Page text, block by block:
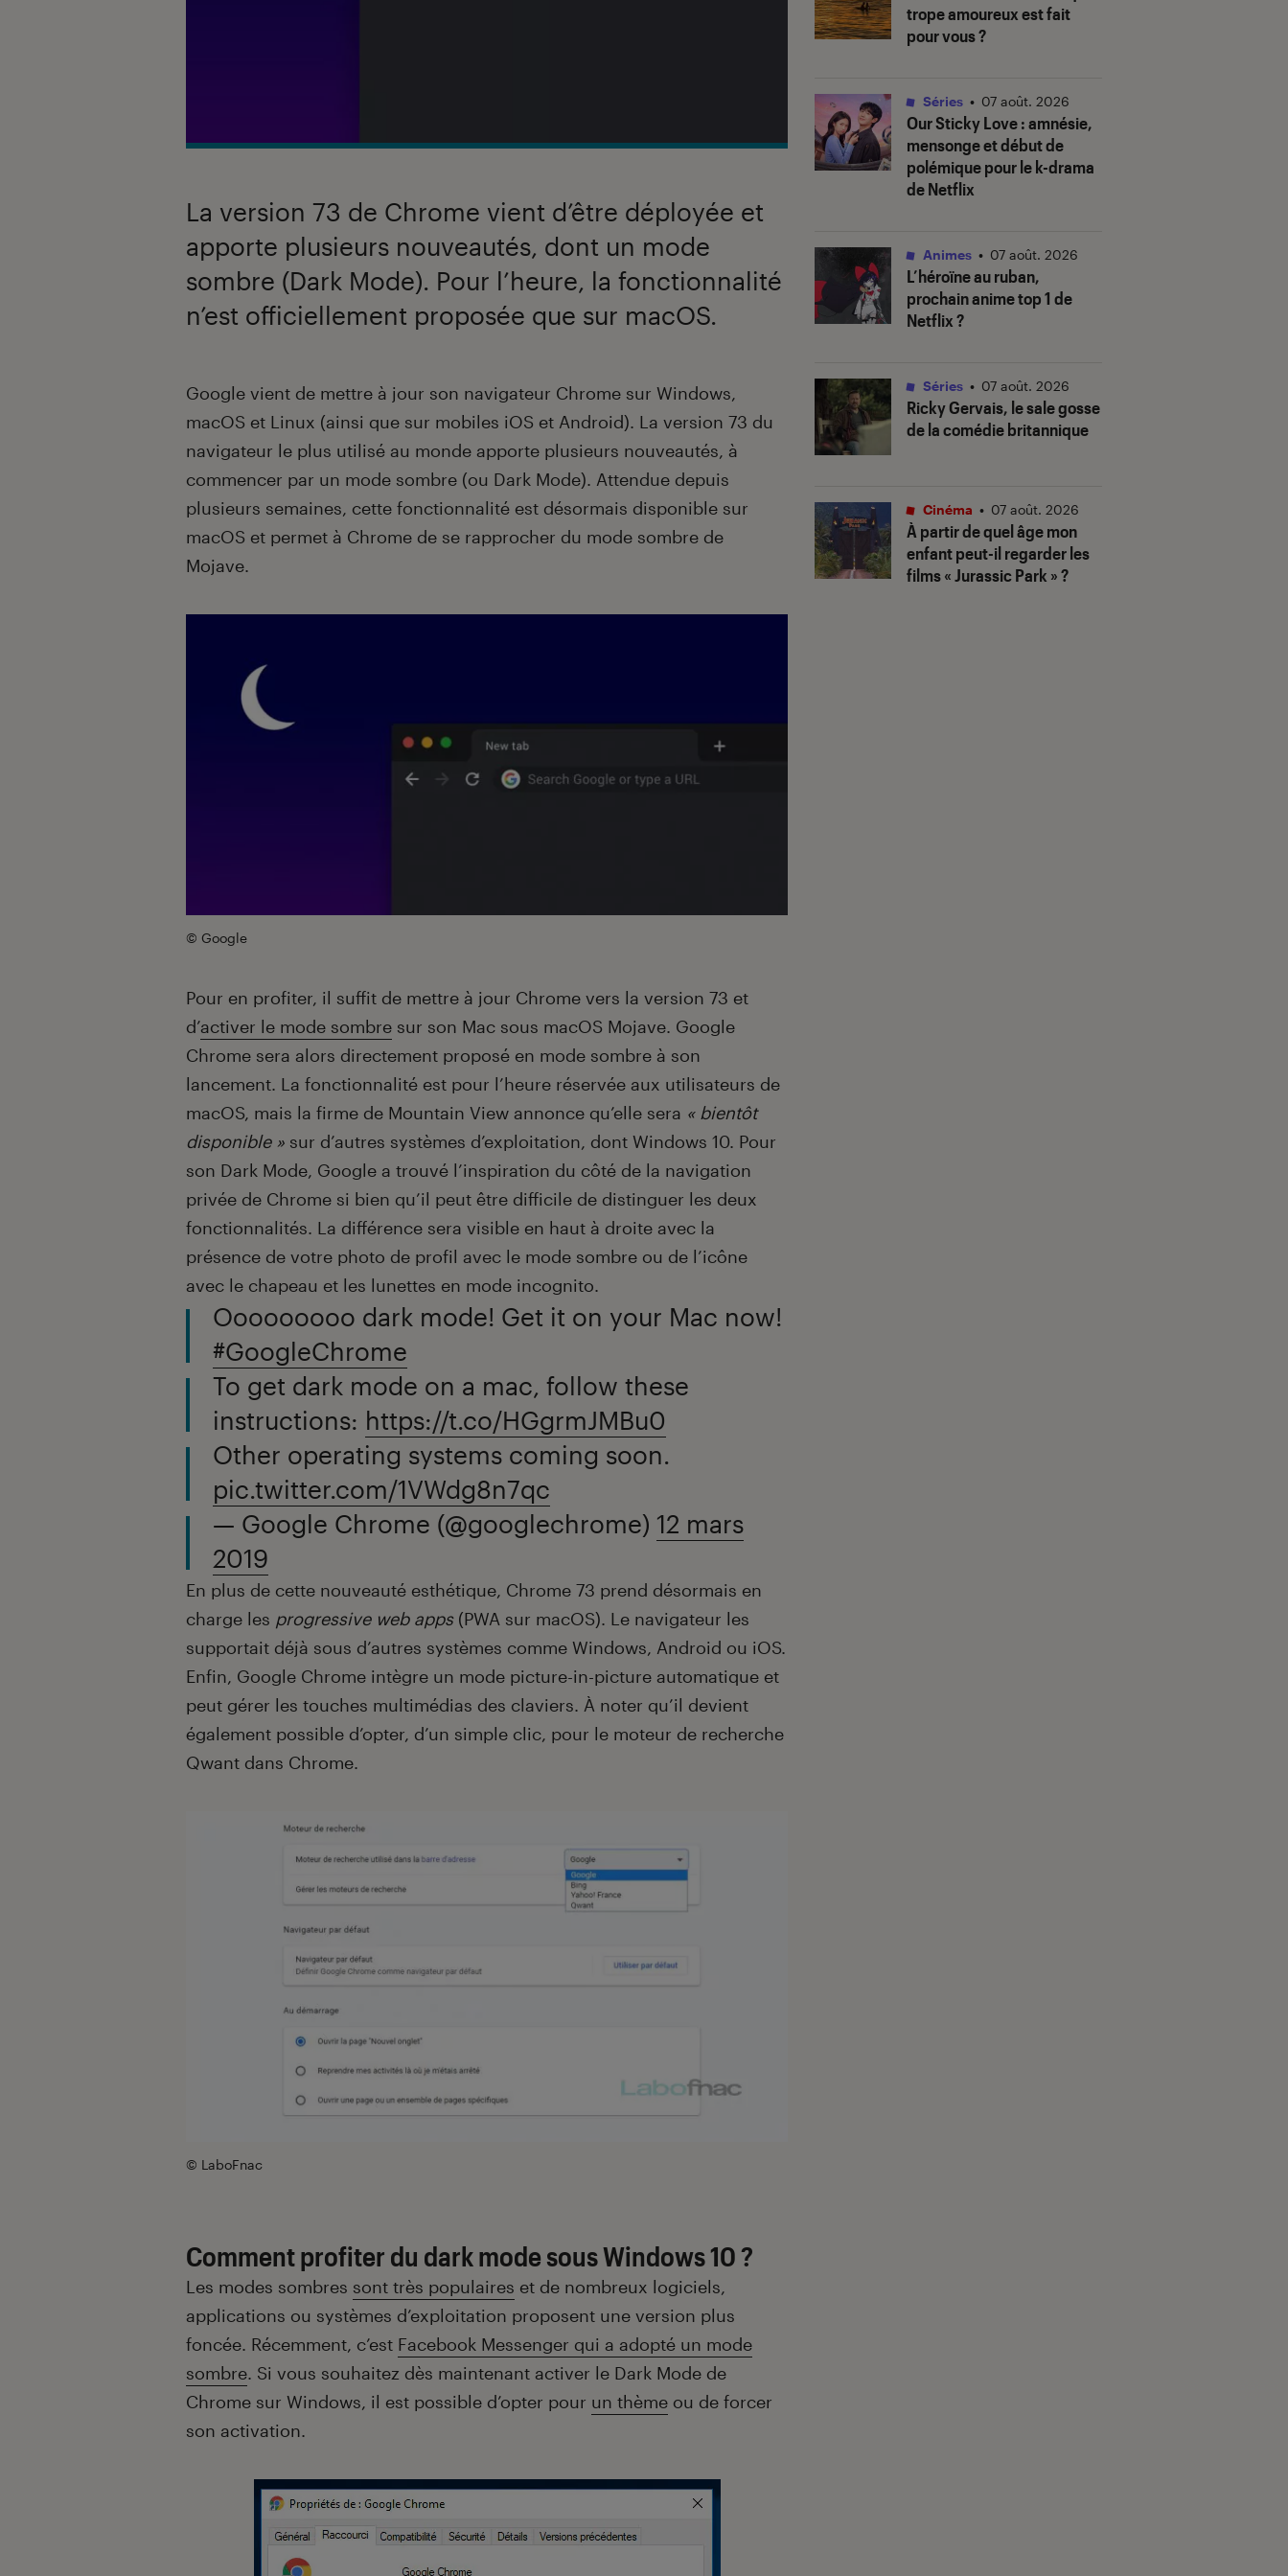
La version 73 de Chrome vient d’être déployée et
apporte plusieurs nouveautés, dont un mode
sombre (Dark Mode). Pour l’heure, la fonctionnalité
n’est officiellement proposée que sur macOS.
Introduction
Google vient de mettre à jour son navigateur Chrome sur Windows,
macOS et Linux (ainsi que sur mobiles iOS et Android). La version 73 du
navigateur le plus utilisé au monde apporte plusieurs nouveautés, à
commencer par un mode sombre (ou Dark Mode). Attendue depuis
plusieurs semaines, cette fonctionnalité est désormais disponible sur
macOS et permet à Chrome de se rapprocher du mode sombre de
Mojave.
© Google
Pour en profiter, il suffit de mettre à jour Chrome vers la version 73 et
d’activer le mode sombre sur son Mac sous macOS Mojave. Google
Chrome sera alors directement proposé en mode sombre à son
lancement. La fonctionnalité est pour l’heure réservée aux utilisateurs de
macOS, mais la firme de Mountain View annonce qu’elle sera « bientôt
disponible » sur d’autres systèmes d’exploitation, dont Windows 10. Pour
son Dark Mode, Google a trouvé l’inspiration du côté de la navigation
privée de Chrome si bien qu’il peut être difficile de distinguer les deux
fonctionnalités. La différence sera visible en haut à droite avec la
présence de votre photo de profil avec le mode sombre ou de l’icône
avec le chapeau et les lunettes en mode incognito.
Ooooooooo dark mode! Get it on your Mac now!
#GoogleChrome
To get dark mode on a mac, follow these
instructions: https://t.co/HGgrmJMBu0
Other operating systems coming soon.
pic.twitter.com/1VWdg8n7qc
— Google Chrome (@googlechrome) 12 mars
2019
En plus de cette nouveauté esthétique, Chrome 73 prend désormais en
charge les progressive web apps(PWA sur macOS). Le navigateur les
supportait déjà sous d’autres systèmes comme Windows, Android ou iOS.
Enfin, Google Chrome intègre un mode picture-in-picture automatique et
peut gérer les touches multimédias des claviers. À noter qu’il devient
également possible d’opter, d’un simple clic, pour le moteur de recherche
Qwant dans Chrome.
© LaboFnac
Comment profiter du dark mode sous Windows 10 ?
Les modes sombres sont très populaires et de nombreux logiciels,
applications ou systèmes d’exploitation proposent une version plus
foncée. Récemment, c’est Facebook Messenger qui a adopté un mode
sombre. Si vous souhaitez dès maintenant activer le Dark Mode de
Chrome sur Windows, il est possible d’opter pour un thème ou de forcer
son activation.
trope amoureux est fait
pour vous ?
Our Sticky Love: amnésie,
mensonge et début de
polémique pour le k-drama
de Netflix
Séries • 07 août. 2026
L’héroïne au ruban,
prochain anime top 1 de
Netflix ?
Animes • 07 août. 2026
Ricky Gervais, le sale gosse
de la comédie britannique
Séries • 07 août. 2026
À partir de quel âge mon
enfant peut-il regarder les
films « Jurassic Park » ?
Cinéma • 07 août. 2026